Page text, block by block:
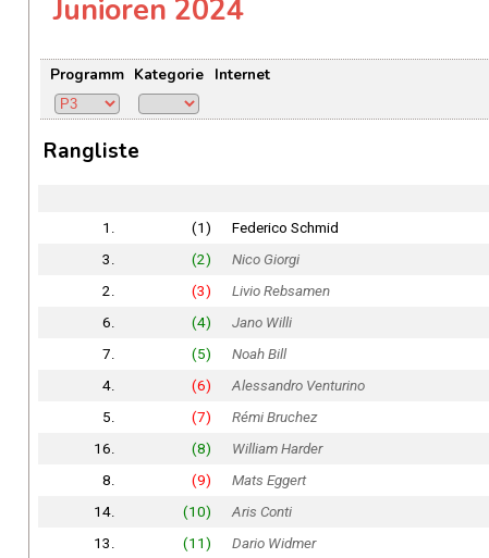
Junioren 2024
Programm Kategorie Internet
Rangliste
1.
(1) Federico Schmid
3. (2) Nico Giorgi
2. (3) Livio Rebsamen
6. (4) Jano Willi
7. (5) Noah Bill
4. (6) Alessandro Venturino
5. (7) Rémi Bruchez
16. (8) William Harder
8. (9) Mats Eggert
14. (10) Aris Conti
13. (11) Dario Widmer